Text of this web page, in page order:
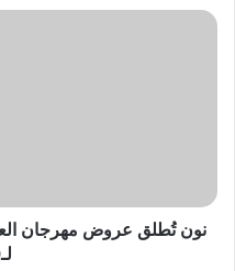
نون
تصل
نون تُطلق عروض مهرجان
لـ60%